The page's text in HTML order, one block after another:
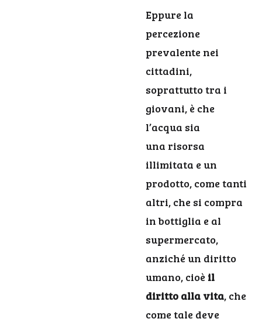
Eppure la
percezione
prevalente nei
cittadini,
soprattutto tra i
giovani, è che
l’acqua sia
una risorsa
illimitata e un
prodotto, come tanti
altri, che si compra
in bottiglia e al
supermercato,
anziché un diritto
umano, cioè il
diritto alla vita, che
come tale deve